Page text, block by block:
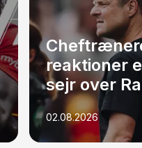
reaktioner
sejr over
02.08.2026